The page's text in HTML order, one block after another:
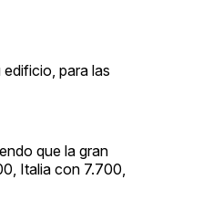
para las
que la gran
Italia con 7.700,